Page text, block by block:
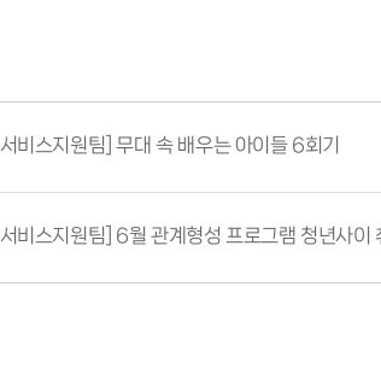
[서비스지원팀] 무대 속 배우는 아이들 6회기
[서비스지원팀] 6월 관계형성 프로그램 청년사이